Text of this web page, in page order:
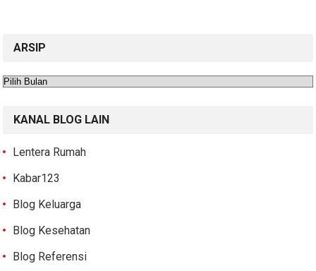
ARSIP
Arsip
KANAL BLOG LAIN
Lentera Rumah
Kabar123
Blog Keluarga
Blog Kesehatan
Blog Referensi